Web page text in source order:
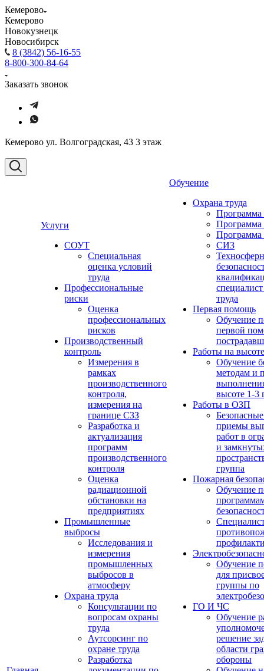
Кемерово
Кемерово
Новокузнецк
Новосибирск
8 (3842) 56-16-55
8-800-300-84-64
Заказать звонок
Кемерово ул. Волгоградская, 43 3 этаж
Услуги
СОУТ
Специальная
оценка условий
труда
Профессиональные
риски
Оценка
профессиональных
рисков
Производственный
контроль
Измерения в
рамках
производственного
контроля,
измерения на
границе СЗЗ
Разработка и
актуализация
программ
производственного
контроля
Оценка
радиационной
обстановки на
предприятиях
Промышленные
выбросы
Исследования и
измерения
промышленных
выбросов в
атмосферу
Охрана труда
Консультации по
вопросам охраны
труда
Аутсорсинг по
охране труда
Разработка
Обучение
Охрана труда
Программа
Программа
СИЗ
труда
Первая помощь
Обучение
первой
Работы на высоте
Обучение
методам и
высоте 1-3
Работы в ОЗП
приемы
работ в
и
группа
Пожарная
Обучение
Обучение
для
группы по
ГО И ЧС
Обучение
решение
области
обороны